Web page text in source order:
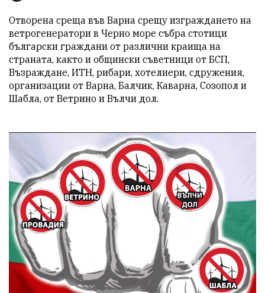
Отворена среща във Варна срещу изграждането на
ветрогенератори в Черно море събра стотици
български граждани от различни краища на
страната, както и общински съветници от БСП,
Възраждане, ИТН, рибари, хотелиери, сдружения,
организации от Варна, Балчик, Каварна, Созопол и
Шабла, от Ветрино и Вълчи дол.